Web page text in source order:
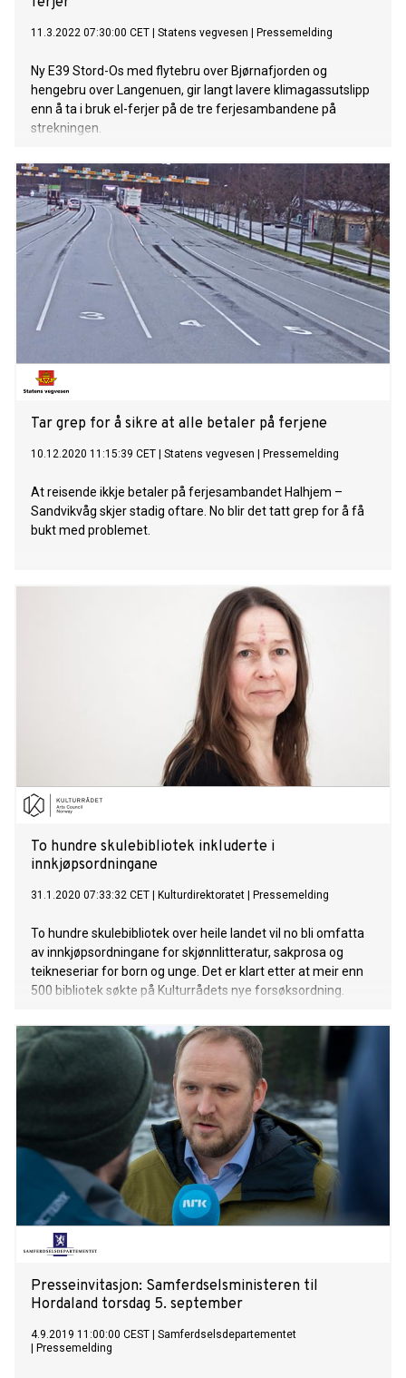
11.3.2022 07:30:00 CET Statens vegvesen Pressemelding
Ny E39 Stord-Os med flytebru over Bjørnafjorden og
hengebru over Langenuen, gir langt lavere klimagassutslipp
enn å ta i bruk el-ferjer på de tre ferjesambandene på
strekningen.
Tar grep for å sikre at alle betaler på ferjene
10.12.2020 11:15:39 CET Statens vegvesen Pressemelding
At reisende ikkje betaler på ferjesambandet Halhjem –
Sandvikvåg skjer stadig oftare. No blir det tatt grep for å få
bukt med problemet.
To hundre skulebibliotek inkluderte i
innkjøpsordningane
31.1.2020 07:33:32 CET Kulturdirektoratet Pressemelding
To hundre skulebibliotek over heile landet vil no bli omfatta
av innkjøpsordningane for skjønnlitteratur, sakprosa og
teikneseriar for born og unge. Det er klart etter at meir enn
500 bibliotek søkte på Kulturrådets nye forsøksordning.
Presseinvitasjon: Samferdselsministeren til
Hordaland torsdag 5. september
4.9.2019 11:00:00 CEST
Samferdselsdepartementet
Pressemelding